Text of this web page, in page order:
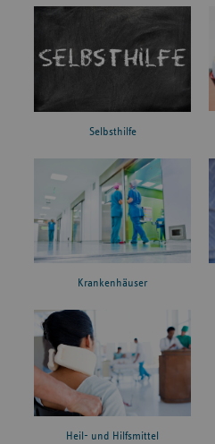
Selbsthilfe
Krankenhäuser
Heil- und Hilfsmittel